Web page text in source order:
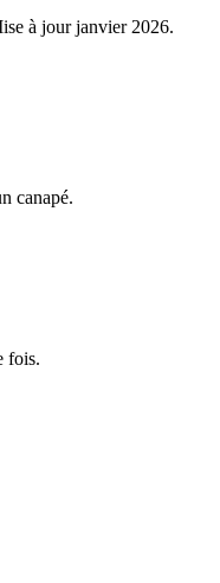
à jour janvier 2026.
canapé.
fois.